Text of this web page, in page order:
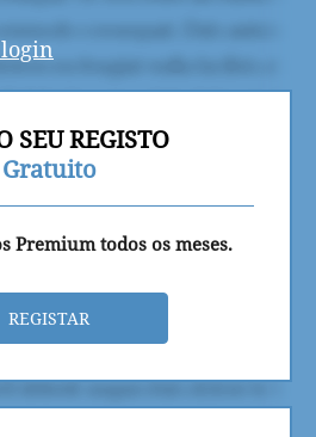
SEU REGISTO
Gratuito
Premium todos os meses.
REGISTAR